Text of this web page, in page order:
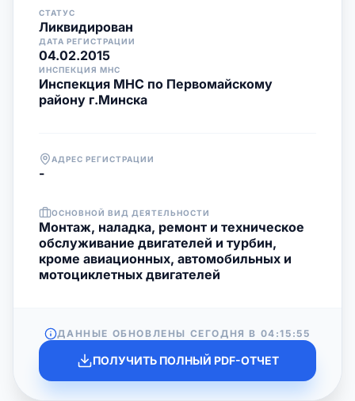
СТАТУС
Ликвидирован
ДАТА РЕГИСТРАЦИИ
04.02.2015
ИНСПЕКЦИЯ МНС
Инспекция МНС по Первомайскому
району г.Минска
АДРЕС РЕГИСТРАЦИИ
-
ОСНОВНОЙ ВИД ДЕЯТЕЛЬНОСТИ
Монтаж, наладка, ремонт и техническое
обслуживание двигателей и турбин,
кроме авиационных, автомобильных и
мотоциклетных двигателей
ДАННЫЕ ОБНОВЛЕНЫ СЕГОДНЯ В 04:15:55
ПОЛУЧИТЬ ПОЛНЫЙ PDF-ОТЧЕТ